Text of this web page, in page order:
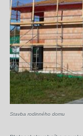
Stavba rodinného domu